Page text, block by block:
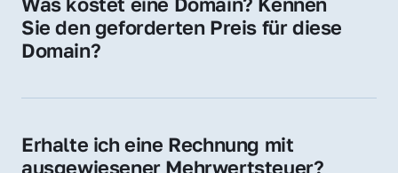
Adressen oder als digitale Investition.
Sie den geforderten Preis für diese
Domain?
Domain liegt ein konkreter Kaufpreis vor –
unverbindliches Angebot.
Erhalte ich eine Rechnung mit
ausgewiesener Mehrwertsteuer?